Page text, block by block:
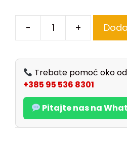
- +
Trebate pomoć oko
+385 95 536 8301
Pitajte nas na